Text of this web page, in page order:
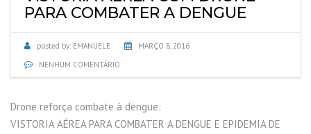
PARA COMBATER A DENGUE
posted by: EMANUELE
MARÇO 8, 2016
NENHUM COMENTÁRIO
Drone reforça combate à dengue:
VISTORIA AÉREA PARA COMBATER A DENGUE E EPIDEMIA DE